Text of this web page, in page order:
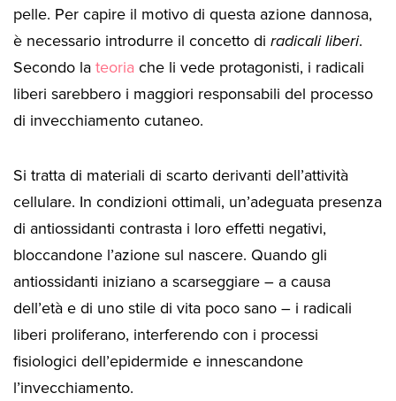
pelle. Per capire il motivo di questa azione dannosa,
è necessario introdurre il concetto di radicali liberi.
Secondo lateoria che li vede protagonisti, i radicali
liberi sarebbero i maggiori responsabili del processo
di invecchiamento cutaneo.
Si tratta di materiali di scarto derivanti dell’attività
cellulare. In condizioni ottimali, un’adeguata presenza
di antiossidanti contrasta i loro effetti negativi,
bloccandone l’azione sul nascere. Quando gli
antiossidanti iniziano a scarseggiare – a causa
dell’età e di uno stile di vita poco sano – i radicali
liberi proliferano, interferendo con i processi
fisiologici dell’epidermide e innescandone
l’invecchiamento.